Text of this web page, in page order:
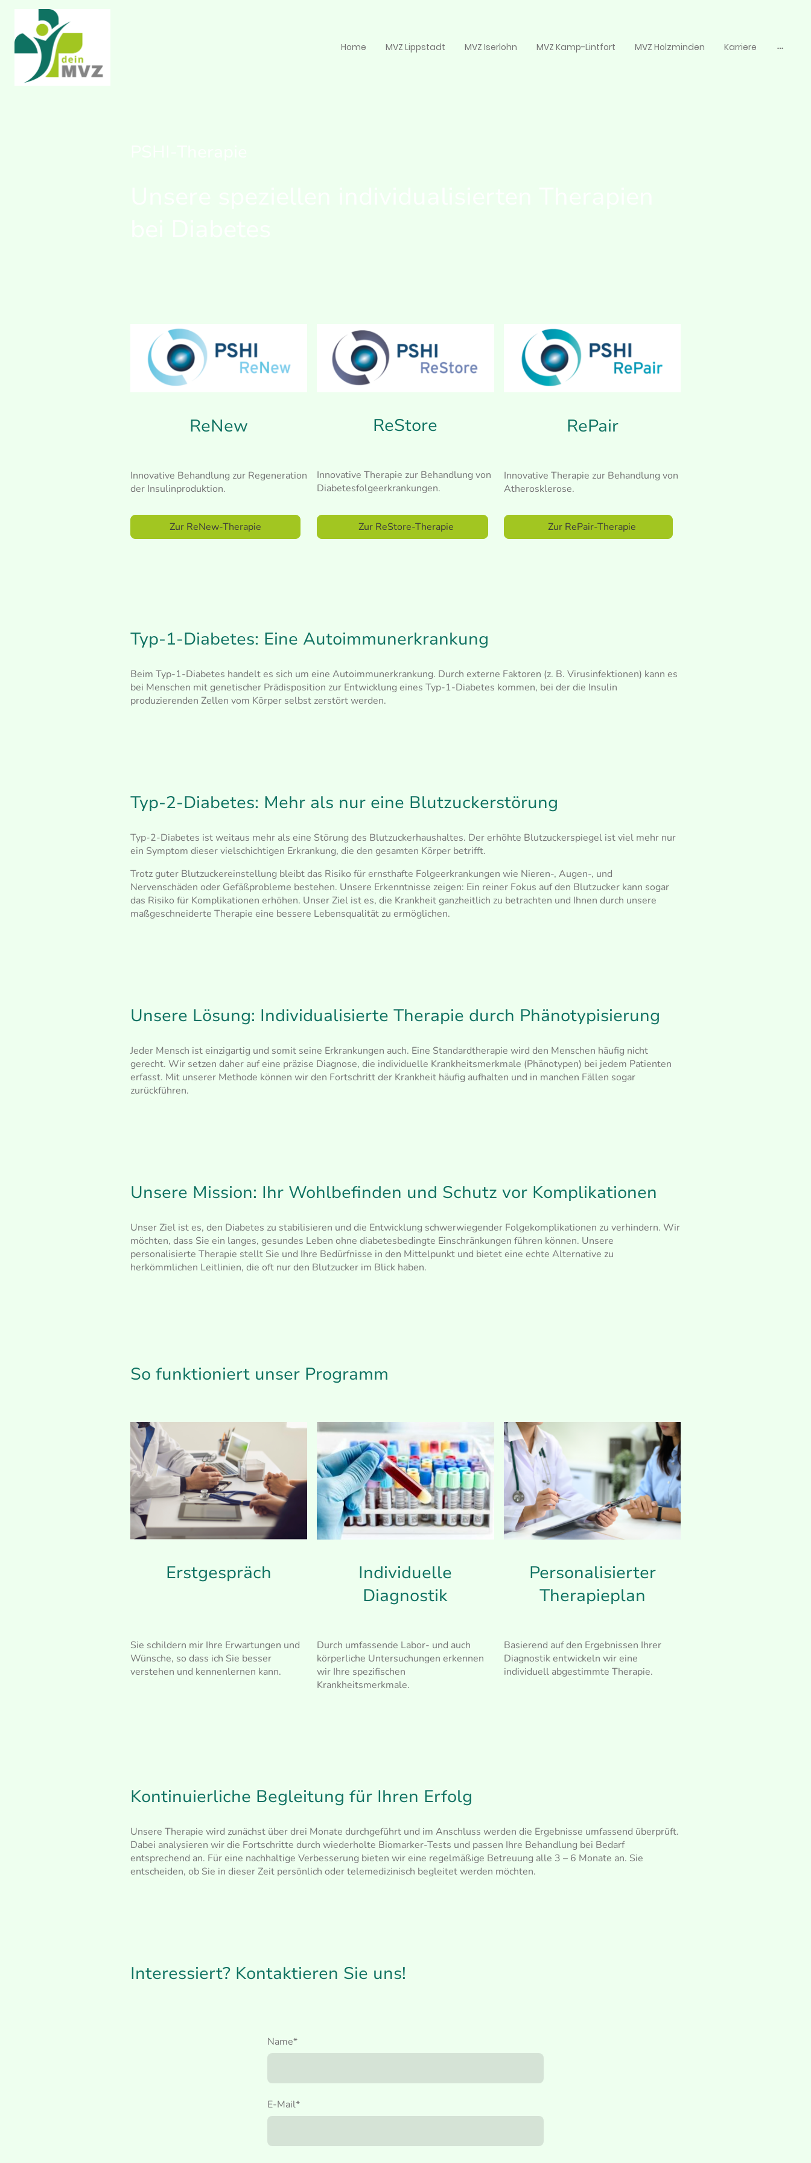
Home MVZ Lippstadt MVZ Iserlohn MVZ Kamp-Lintfort MVZ Holzminden Karriere
ReNew
Innovative Behandlung zur Regeneration
der Insulinproduktion.
Zur ReNew-Therapie
ReStore
Innovative Therapie zur Behandlung von
Diabetesfolgeerkrankungen.
Zur ReStore-Therapie
RePair
Innovative Therapie zur Behandlung von
Atherosklerose.
Zur RePair-Therapie
Typ-1-Diabetes: Eine Autoimmunerkrankung
Beim Typ-1-Diabetes handelt es sich um eine Autoimmunerkrankung. Durch externe Faktoren (z. B. Virusinfektionen) kann es
bei Menschen mit genetischer Prädisposition zur Entwicklung eines Typ-1-Diabetes kommen, bei der die Insulin
produzierenden Zellen vom Körper selbst zerstört werden.
Typ-2-Diabetes: Mehr als nur eine Blutzuckerstörung
Typ-2-Diabetes ist weitaus mehr als eine Störung des Blutzuckerhaushaltes. Der erhöhte Blutzuckerspiegel ist viel mehr nur
ein Symptom dieser vielschichtigen Erkrankung, die den gesamten Körper betrifft.
Trotz guter Blutzuckereinstellung bleibt das Risiko für ernsthafte Folgeerkrankungen wie Nieren-, Augen-, und
Nervenschäden oder Gefäßprobleme bestehen. Unsere Erkenntnisse zeigen: Ein reiner Fokus auf den Blutzucker kann sogar
das Risiko für Komplikationen erhöhen. Unser Ziel ist es, die Krankheit ganzheitlich zu betrachten und Ihnen durch unsere
maßgeschneiderte Therapie eine bessere Lebensqualität zu ermöglichen.
Unsere Lösung: Individualisierte Therapie durch Phänotypisierung
Jeder Mensch ist einzigartig und somit seine Erkrankungen auch. Eine Standardtherapie wird den Menschen häufig nicht
gerecht. Wir setzen daher auf eine präzise Diagnose, die individuelle Krankheitsmerkmale (Phänotypen) bei jedem Patienten
erfasst. Mit unserer Methode können wir den Fortschritt der Krankheit häufig aufhalten und in manchen Fällen sogar
zurückführen.
Unsere Mission: Ihr Wohlbefinden und Schutz vor Komplikationen
Unser Ziel ist es, den Diabetes zu stabilisieren und die Entwicklung schwerwiegender Folgekomplikationen zu verhindern. Wir
möchten, dass Sie ein langes, gesundes Leben ohne diabetesbedingte Einschränkungen führen können. Unsere
personalisierte Therapie stellt Sie und Ihre Bedürfnisse in den Mittelpunkt und bietet eine echte Alternative zu
herkömmlichen Leitlinien, die oft nur den Blutzucker im Blick haben.
So funktioniert unser Programm
Erstgespräch
Sie schildern mir Ihre Erwartungen und
Wünsche, so dass ich Sie besser
verstehen und kennenlernen kann.
Individuelle
Diagnostik
Durch umfassende Labor- und auch
körperliche Untersuchungen erkennen
wir Ihre spezifischen
Krankheitsmerkmale.
Personalisierter
Therapieplan
Basierend auf den Ergebnissen Ihrer
Diagnostik entwickeln wir eine
individuell abgestimmte Therapie.
Kontinuierliche Begleitung für Ihren Erfolg
Unsere Therapie wird zunächst über drei Monate durchgeführt und im Anschluss werden die Ergebnisse umfassend überprüft.
Dabei analysieren wir die Fortschritte durch wiederholte Biomarker-Tests und passen Ihre Behandlung bei Bedarf
entsprechend an. Für eine nachhaltige Verbesserung bieten wir eine regelmäßige Betreuung alle 3 – 6 Monate an. Sie
entscheiden, ob Sie in dieser Zeit persönlich oder telemedizinisch begleitet werden möchten.
Interessiert? Kontaktieren Sie uns!
Name*
E-Mail*